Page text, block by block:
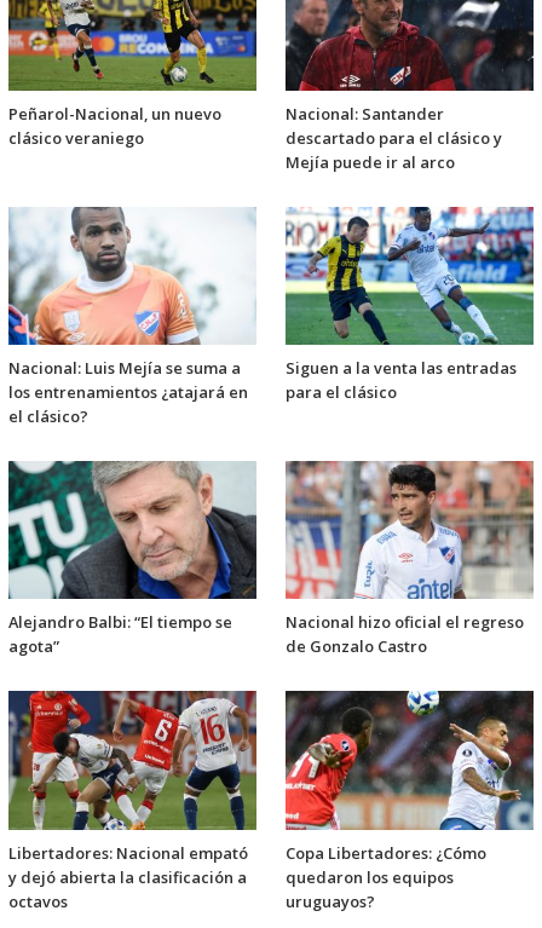
Peñarol-Nacional, un nuevo
clásico veraniego
Nacional: Santander
descartado para el clásico y
Mejía puede ir al arco
Nacional: Luis Mejía se suma a
los entrenamientos ¿atajará en
el clásico?
Siguen a la venta las entradas
para el clásico
Alejandro Balbi: “El tiempo se
agota”
Nacional hizo oficial el regreso
de Gonzalo Castro
Libertadores: Nacional empató
y dejó abierta la clasificación a
octavos
Copa Libertadores: ¿Cómo
quedaron los equipos
uruguayos?